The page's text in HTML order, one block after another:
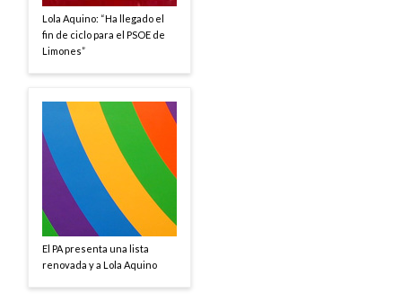
Lola Aquino: “Ha llegado el
fin de ciclo para el PSOE de
Limones”
El PA presenta una lista
renovada y a Lola Aquino